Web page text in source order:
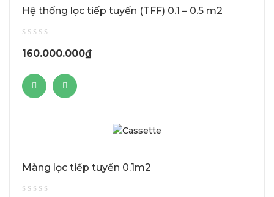
Hệ thống lọc tiếp tuyến (TFF) 0.1 – 0.5 m2
160.000.000₫
Màng lọc tiếp tuyến 0.1m2